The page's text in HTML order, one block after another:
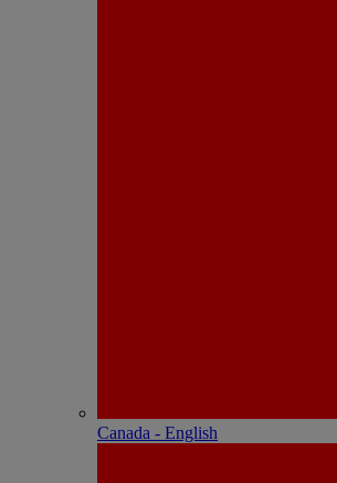
Canada - English